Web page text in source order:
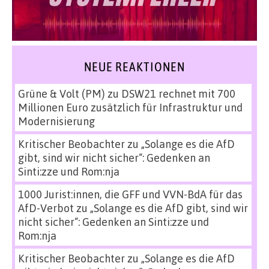
NEUE REAKTIONEN
Grüne & Volt (PM) zu DSW21 rechnet mit 700
Millionen Euro zusätzlich für Infrastruktur und
Modernisierung
Kritischer Beobachterzu „Solange es die AfD
gibt, sind wir nicht sicher“: Gedenken an
Sinti:zze und Rom:nja
1000 Jurist:innen, die GFF und VVN-BdA für das
AfD-Verbot zu „Solange es die AfD gibt, sind wir
nicht sicher“: Gedenken an Sinti:zze und
Rom:nja
Kritischer Beobachterzu „Solange es die AfD